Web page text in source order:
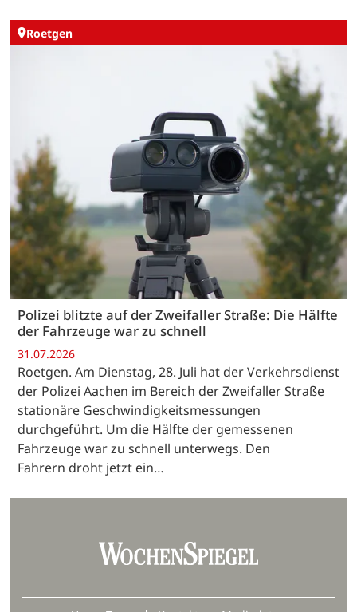
Roetgen
Polizei blitzte auf der Zweifaller Straße: Die Hälfte
der Fahrzeuge war zu schnell
31.07.2026
Roetgen. Am Dienstag, 28. Juli hat der Verkehrsdienst
der Polizei Aachen im Bereich der Zweifaller Straße
stationäre Geschwindigkeitsmessungen
durchgeführt. Um die Hälfte der gemessenen
Fahrzeuge war zu schnell unterwegs. Den
Fahrern droht jetzt ein…